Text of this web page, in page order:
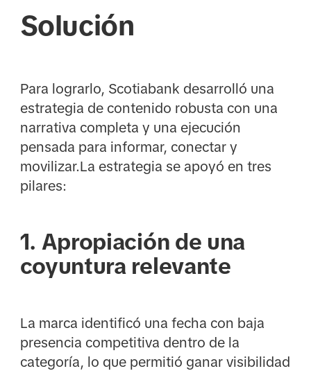
Solución
Para lograrlo, Scotiabank desarrolló una
estrategia de contenido robusta con una
narrativa completa y una ejecución
pensada para informar, conectar y
movilizar.La estrategia se apoyó en tres
pilares:
1. Apropiación de una
coyuntura relevante
La marca identificó una fecha con baja
presencia competitiva dentro de la
categoría, lo que permitió ganar visibilidad